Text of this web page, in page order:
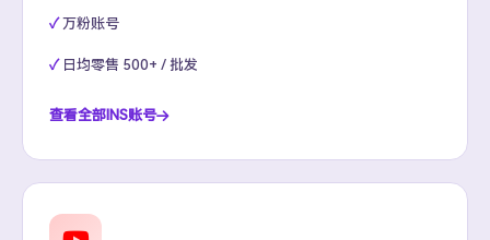
万粉账号
日均零售 500+ / 批发
查看全部INS账号